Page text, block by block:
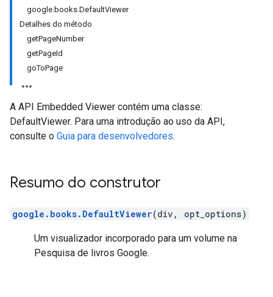
google.books.DefaultViewer
Detalhes do método
getPageNumber
getPageId
goToPage
A API Embedded Viewer contém uma classe:
DefaultViewer. Para uma introdução ao uso da API,
consulte o Guia para desenvolvedores.
Resumo do construtor
google.books.DefaultViewer(div, opt_options)
Um visualizador incorporado para um volume na
Pesquisa de livros Google.